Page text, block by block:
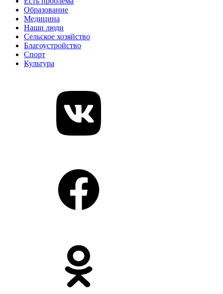
Образование
Медицина
Наши люди
Сельское хозяйство
Благоустройство
Спорт
Культура